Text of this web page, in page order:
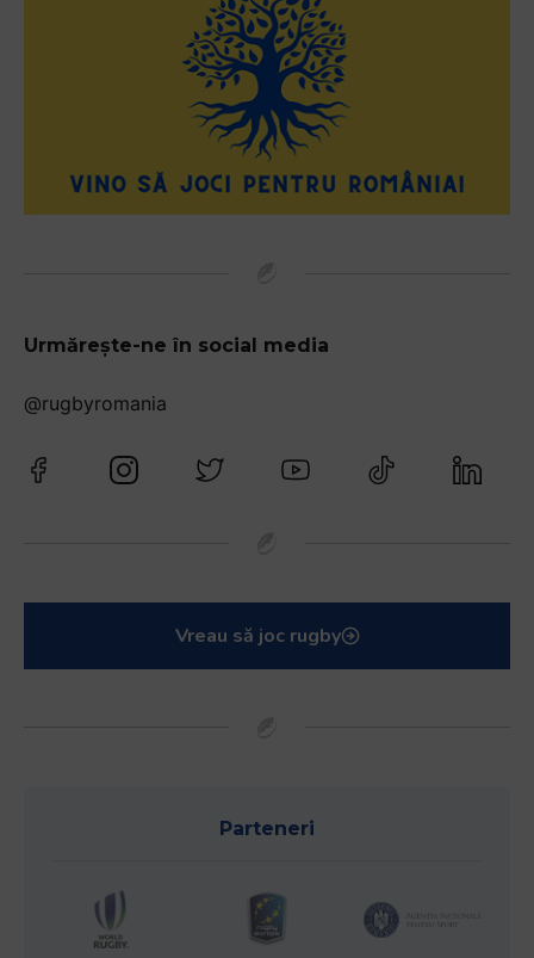
Urmărește-ne în social media
@rugbyromania
Vreau să joc rugby
Parteneri